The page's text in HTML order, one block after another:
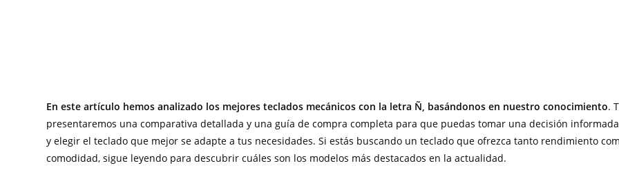
En este artículo hemos analizado los mejores teclados mecánicos con la letra Ñ, basándonos en nuestro conocimiento.
presentaremos una comparativa detallada y una guía de compra completa para que puedas tomar una decisión informada
y elegir el teclado que mejor se adapte a tus necesidades. Si estás buscando un teclado que ofrezca tanto rendimiento
comodidad, sigue leyendo para descubrir cuáles son los modelos más destacados en la actualidad.